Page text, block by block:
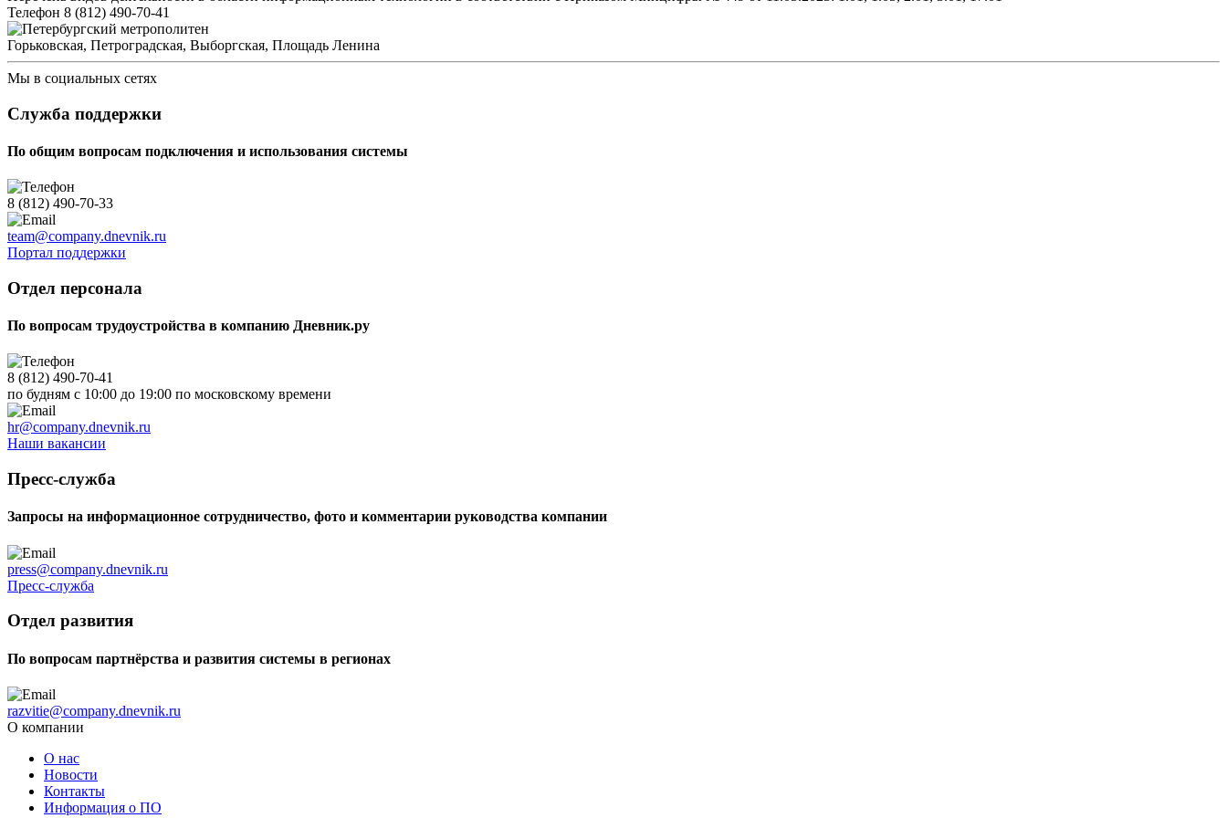
Телефон 8 (812) 490-70-41
Горьковская, Петроградская, Выборгская, Площадь Ленина
Мы в социальных сетях
Служба поддержки
По общим вопросам подключения и использования системы
8 (812) 490-70-33
team@company.dnevnik.ru
Портал поддержки
Отдел персонала
По вопросам трудоустройства в компанию Дневник.ру
8 (812) 490-70-41
по будням с 10:00 до 19:00 по московскому времени
hr@company.dnevnik.ru
Наши вакансии
Пресс-служба
Запросы на информационное сотрудничество, фото и комментарии руководства компании
press@company.dnevnik.ru
Пресс-служба
Отдел развития
По вопросам партнёрства и развития системы в регионах
razvitie@company.dnevnik.ru
О компании
О нас
Новости
Контакты
Информация о ПО